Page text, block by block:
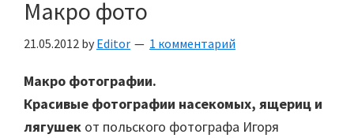
Макро фото
21.05.2012 by Editor 1 комментарий
Макро фотографии.
Красивые фотографии насекомых, ящериц и
лягушек от польского фотографа Игоря